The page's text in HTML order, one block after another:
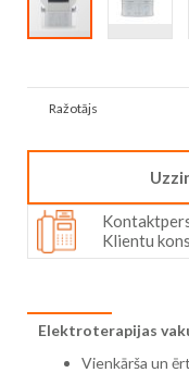
informācijas
Ražotājs
Klientu
to
the
of
gallery
Elektroterapijas
Vienkārša un